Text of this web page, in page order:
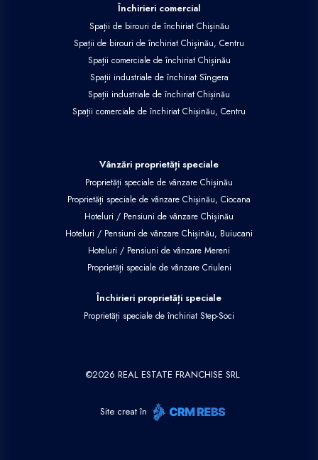
Închirieri comercial
Spații de birouri de închiriat Chișinău
Spații de birouri de închiriat Chișinău, Centru
Spații comerciale de închiriat Chișinău
Spații industriale de închiriat Sîngera
Spații industriale de închiriat Chișinău
Spații comerciale de închiriat Chișinău, Centru
Vânzări proprietăți speciale
Proprietăți speciale de vânzare Chișinău
Proprietăți speciale de vânzare Chișinău, Ciocana
Hoteluri / Pensiuni de vânzare Chișinău
Hoteluri / Pensiuni de vânzare Chișinău, Buiucani
Hoteluri / Pensiuni de vânzare Mereni
Proprietăți speciale de vânzare Criuleni
Închirieri proprietăți speciale
Proprietăți speciale de închiriat Step-Soci
©2026 REAL ESTATE FRANCHISE SRL
Site creat în